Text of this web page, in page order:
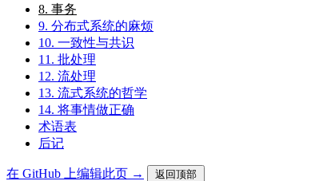
8. 事务
9. 分布式系统的麻烦
10. 一致性与共识
11. 批处理
12. 流处理
13. 流式系统的哲学
14. 将事情做正确
术语表
后记
在 GitHub 上编辑此页 → 返回顶部